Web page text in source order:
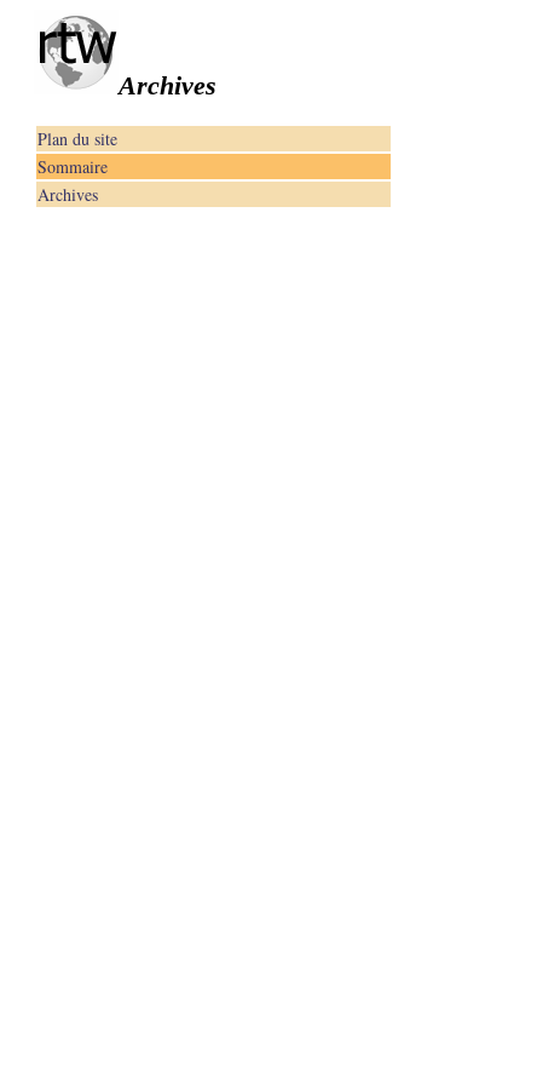
Archives
Plan du site
Sommaire
Archives